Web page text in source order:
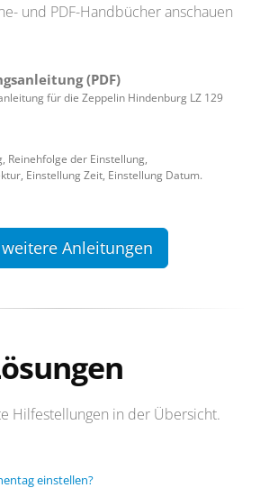
und PDF-Handbücher anschauen
(PDF)
für die Zeppelin Hindenburg LZ 129
Reinehfolge der Einstellung,
Einstellung Zeit, Einstellung Datum.
Anleitungen
Hilfestellungen in der Übersicht.
einstellen?